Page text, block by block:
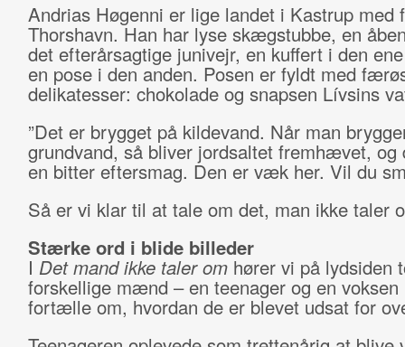
Andrias Høgenni er lige landet i Kastrup med
Thorshavn. Han har lyse skægstubbe, en
det efterårsagtige junivejr, en kuffert i den
en pose i den anden. Posen er fyldt med
delikatesser: chokolade og snapsen Lívsins
”Det er brygget på kildevand. Når man
grundvand, så bliver jordsaltet fremhævet, og
en bitter eftersmag. Den er væk her. Vil du
Så er vi klar til at tale om det, man ikke taler
Stærke ord i blide billeder
I Det mand ikke taler omhører vi på lydsiden
forskellige mænd – en teenager og en voksen
fortælle om, hvordan de er blevet udsat for